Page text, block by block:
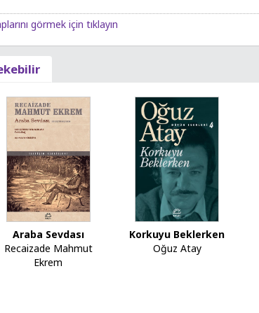
görmek için tıklayın
Araba Sevdası
Recaizade Mahmut
Ekrem
Korkuyu Beklerken
Oğuz Atay